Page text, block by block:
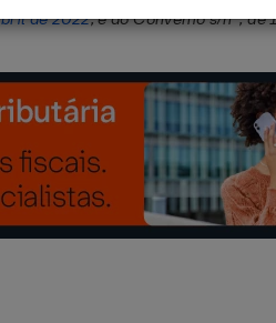
de 2022, e do Convênio s/nº, de